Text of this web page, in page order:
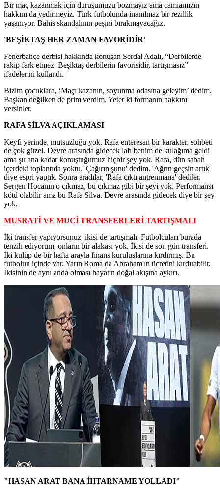
Bir maç kazanmak için duruşumuzu bozmayız ama camiamızın
hakkını da yedirmeyiz. Türk futbolunda inanılmaz bir rezillik
yaşanıyor. Bahis skandalının peşini bırakmayacağız.
'BEŞİKTAŞ HER ZAMAN FAVORİDİR'
Fenerbahçe derbisi hakkında konuşan Serdal Adalı, “Derbilerde
rakip fark etmez. Beşiktaş derbilerin favorisidir, tartışmasız”
ifadelerini kullandı.
Bizim çocuklara, ‘Maçı kazanın, soyunma odasına geleyim’ dedim.
Başkan değilken de prim verdim. Yeter ki formanın hakkını
versinler.
RAFA SİLVA AÇIKLAMASI
Keyfi yerinde, mutsuzluğu yok. Rafa enteresan bir karakter, sohbeti
de çok güzel. Devre arasında gidecek lafı benim de kulağıma geldi
ama şu ana kadar konuştuğumuz hiçbir şey yok. Rafa, dün sabah
içerdeki toplantıda yoktu. 'Çağırın şunu' dedim. 'Ağrın geçsin artık'
diye espri yaptık. Sonra aradılar, 'Rafa çıktı antrenmana' dediler.
Sergen Hocanın o çıkmaz, bu çıkmaz gibi bir şeyi yok. Performansı
kötü olabilir ama bu Rafa Silva. Devre arasında gidecek diye bir şey
yok.
MUSRATİ VE MUCİ TRANSFERLERİ TARTIŞMALI
İki transfer yapıyorsunuz, ikisi de tartışmalı. Futbolcuları burada
tenzih ediyorum, onların bir alakası yok. İkisi de son gün transferi.
İki kulüp de bir hafta arayla finans kuruluşlarına kırdırmış. Bu
futbolun içinde var. Yarın Roma da Abraham'ın ücretini kırdırabilir.
İkisinin de aynı anda olması hayatın doğal akışına aykırı.
"HASAN ARAT BANA İHTARNAME YOLLADI"